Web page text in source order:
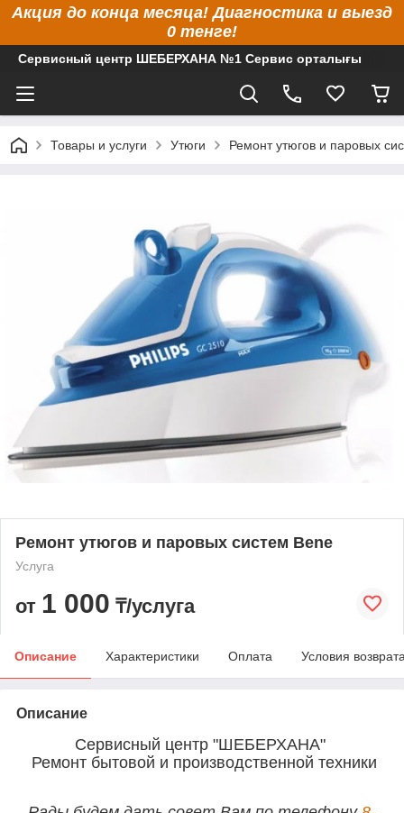
Акция до конца месяца! Диагностика и выезд
0 тенге!
Сервисный центр ШЕБЕРХАНА №1 Сервис орталығы
Товары и услуги Утюги Ремонт утюгов и паровых
Ремонт утюгов и паровых систем Bene
Услуга
от 1 000 ₸/услуга
Описание Характеристики Оплата Условия
Описание
Сервисный центр "ШЕБЕРХАНА"
Ремонт бытовой и производственной техники